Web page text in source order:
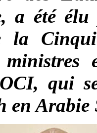
a été
la
ministres
qui
en Arabie